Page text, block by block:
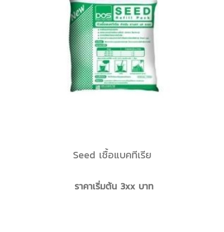
Seed เชื้อแบคทีเรีย
ราคาเริ่มต้น 3xx บาท